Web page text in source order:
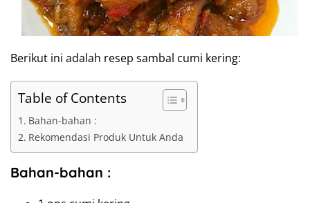
Berikut ini adalah resep sambal cumi kering:
Table of Contents
Bahan-bahan :
Rekomendasi Produk Untuk Anda
Bahan-bahan :